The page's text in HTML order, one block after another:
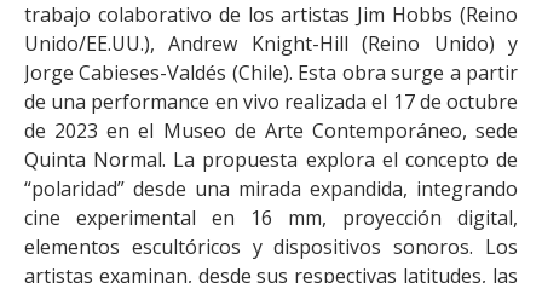
trabajo colaborativo de los artistas Jim Hobbs (Reino
Unido/EE.UU.), Andrew Knight-Hill (Reino Unido) y
Jorge Cabieses-Valdés (Chile). Esta obra surge a partir
de una performance en vivo realizada el 17 de octubre
de 2023 en el Museo de Arte Contemporáneo, sede
Quinta Normal. La propuesta explora el concepto de
“polaridad” desde una mirada expandida, integrando
cine experimental en 16 mm, proyección digital,
elementos escultóricos y dispositivos sonoros. Los
artistas examinan, desde sus respectivas latitudes, las